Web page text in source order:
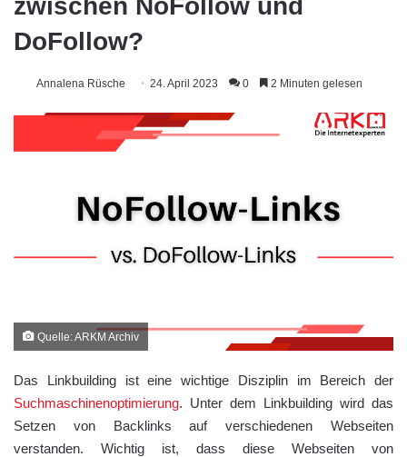
zwischen NoFollow und
DoFollow?
Annalena Rüsche 24. April 2023 0 2 Minuten gelesen
Quelle: ARKM Archiv
Das Linkbuilding ist eine wichtige Disziplin im Bereich der
Suchmaschinenoptimierung. Unter dem Linkbuilding wird das
Setzen von Backlinks auf verschiedenen Webseiten
verstanden. Wichtig ist, dass diese Webseiten von